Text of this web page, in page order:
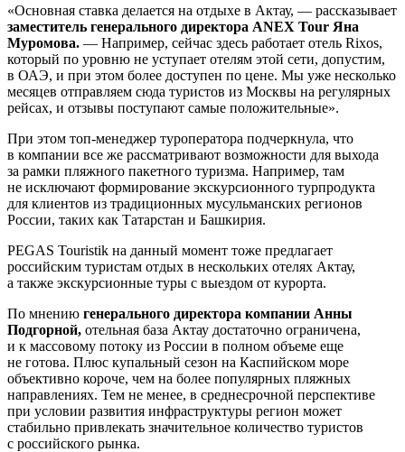
«Основная ставка делается на отдыхе в Актау, — рассказывает
заместитель генерального директора ANEX Tour Яна
Муромова. — Например, сейчас здесь работает отель Rixos,
который по уровню не уступает отелям этой сети, допустим,
в ОАЭ, и при этом более доступен по цене. Мы уже несколько
месяцев отправляем сюда туристов из Москвы на регулярных
рейсах, и отзывы поступают самые положительные».
При этом топ-менеджер туроператора подчеркнула, что
в компании все же рассматривают возможности для выхода
за рамки пляжного пакетного туризма. Например, там
не исключают формирование экскурсионного турпродукта
для клиентов из традиционных мусульманских регионов
России, таких как Татарстан и Башкирия.
PEGAS Touristik на данный момент тоже предлагает
российским туристам отдых в нескольких отелях Актау,
а также экскурсионные туры с выездом от курорта.
По мнению генерального директора компании Анны
Подгорной, отельная база Актау достаточно ограничена,
и к массовому потоку из России в полном объеме еще
не готова. Плюс купальный сезон на Каспийском море
объективно короче, чем на более популярных пляжных
направлениях. Тем не менее, в среднесрочной перспективе
при условии развития инфраструктуры регион может
стабильно привлекать значительное количество туристов
с российского рынка.